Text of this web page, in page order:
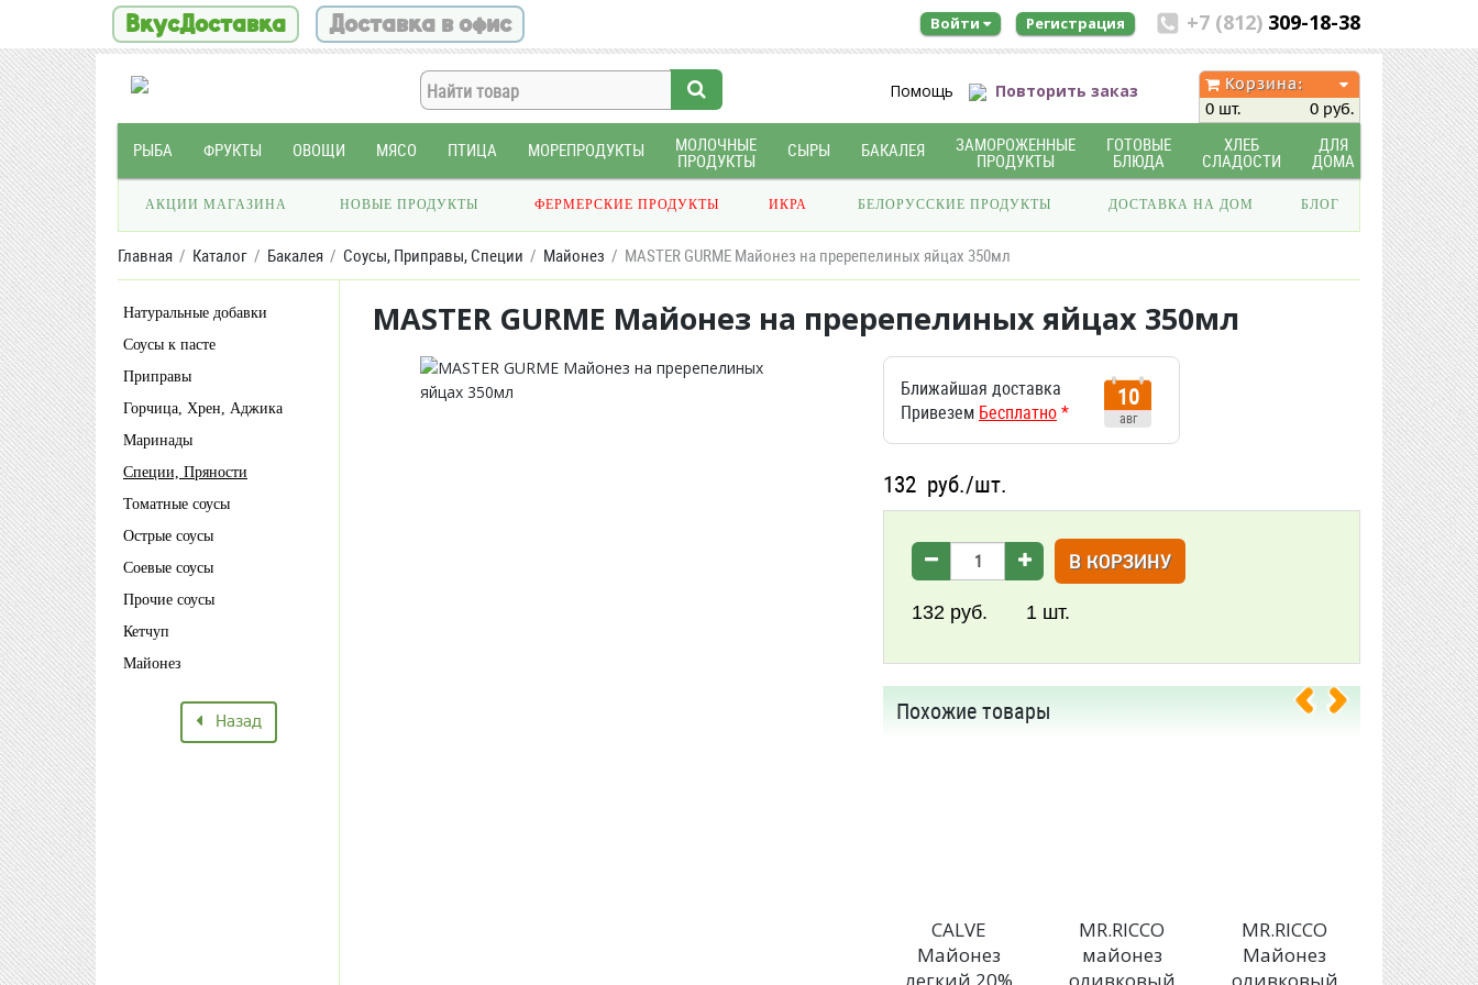
ВкусДоставка Доставка в офис +7 (812) 309-18-38
Войти Регистрация
Помощь Повторить заказ
Корзина:
0 шт.
0 руб.
РЫБА ФРУКТЫ ОВОЩИ МЯСО ПТИЦА МОРЕПРОДУКТЫ МОЛОЧНЫЕ
ПРОДУКТЫ
СЫРЫ БАКАЛЕЯ ЗАМОРОЖЕННЫЕ
ПРОДУКТЫ
ГОТОВЫЕ
БЛЮДА
ХЛЕБ
СЛАДОСТИ
ДЛЯ
ДОМА
АКЦИИ МАГАЗИНА НОВЫЕ ПРОДУКТЫ ФЕРМЕРСКИЕ ПРОДУКТЫ ИКРА БЕЛОРУССКИЕ ПРОДУКТЫ ДОСТАВКА НА ДОМ БЛОГ
Главная Каталог Бакалея Соусы, Приправы, Специи Майонез MASTER GURME Майонез на пререпелиных яйцах 350мл
Натуральные добавки
Соусы к пасте
Приправы
Горчица, Хрен, Аджика
Маринады
Специи, Пряности
Томатные соусы
Острые соусы
Соевые соусы
Прочие соусы
Кетчуп
Майонез
Назад
MASTER GURME Майонез на пререпелиных яйцах 350мл
Ближайшая доставка
Привезем Бесплатно*
10
авг
132 руб./шт.
В КОРЗИНУ
132 руб. 1 шт.
Похожие товары
CALVE
Майонез
MR.RICCO
майонез
MR.RICCO
Майонез